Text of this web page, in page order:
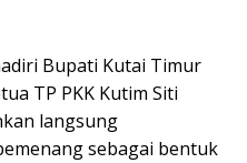
Bupati Kutai Timur
TP PKK Kutim Siti
langsung
sebagai bentuk